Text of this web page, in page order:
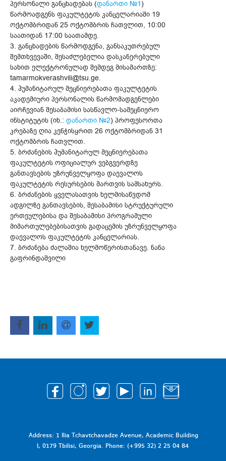
პერსონალი განცხადებას (დანართი №1)
წარმოადგენს ფაკულტეტის კანცელარიაში 19
ოქტომბრიდან 25 ოქტომბრის ჩათვლით, 10:00
საათიდან 17:00 საათამდე.
3. განცხადების წარმოდგენა, განსაკუთრებულ
შემთხვევაში, შესაძლებელია დასკანერებული
სახით ელექტრონულად შემდეგ მისამართზე:
tamarmokverashvili@tsu.ge.
4. ჰუმანიტარულ მეცნიერებათა ფაკულტეტის
აკადემიური პერსონალის წარმომადგენლები
აირჩევიან შესაბამისი სასწავლო-სამეცნიერო
ინსტიტუტის (იხ.: დანართი №2) პროფესორთა
კრებაზე ღია კენჭისყრით 26 ოქტომბრიდან 31
ოქტომბრის ჩათვლით.
5. ბრძანების ჰუმანიტარულ მეცნიერებათა
ფაკულტეტის ოფიციალურ ვებგვერდზე
განთავსების უზრუნველყოფა დაევალოს
ფაკულტეტის რესურსების მართვის სამსახურს.
6. ბრძანების ყველასათვის ხელმისაწვდომ
ადგილზე განთავსების, შესაბამისი სტრუქტურული
ერთეულებისა და შესაბამისი პროგრამული
მიმართულებებისათვის გადაცემის უზრუნველყოფა
დაევალოს ფაკულტეტის კანცელარიას.
7. ბრძანება ძალაშია ხელმოწერისთანავე. ნანა
გაფრინდაშვილი
Address: 1 Ilia Tchavtchavadze Avenue, Academic Building
I, 0179 Tbilisi, Georgia. Phone: (+995 32) 2 25 04 84